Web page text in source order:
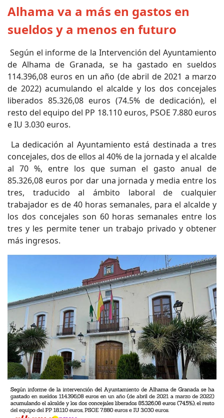
Alhama va a más en gastos en
sueldos y a menos en futuro
Según el informe de la Intervención del Ayuntamiento
de Alhama de Granada, se ha gastado en sueldos
114.396,08 euros en un año (de abril de 2021 a marzo
de 2022) acumulando el alcalde y los dos concejales
liberados 85.326,08 euros (74.5% de dedicación), el
resto del equipo del PP 18.110 euros, PSOE 7.880 euros
e IU 3.030 euros.
La dedicación al Ayuntamiento está destinada a tres
concejales, dos de ellos al 40% de la jornada y el alcalde
al 70 %, entre los que suman el gasto anual de
85.326,08 euros por dar una jornada y media entre los
tres, traducido al ámbito laboral de cualquier
trabajador es de 40 horas semanales, para el alcalde y
los dos concejales son 60 horas semanales entre los
tres y les permite tener un trabajo privado y obtener
más ingresos.